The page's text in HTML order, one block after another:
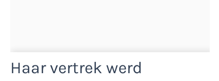
Haar vertrek werd